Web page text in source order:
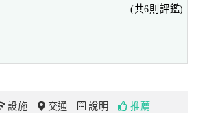
(共6則評鑑)
設施 交通 說明 推薦